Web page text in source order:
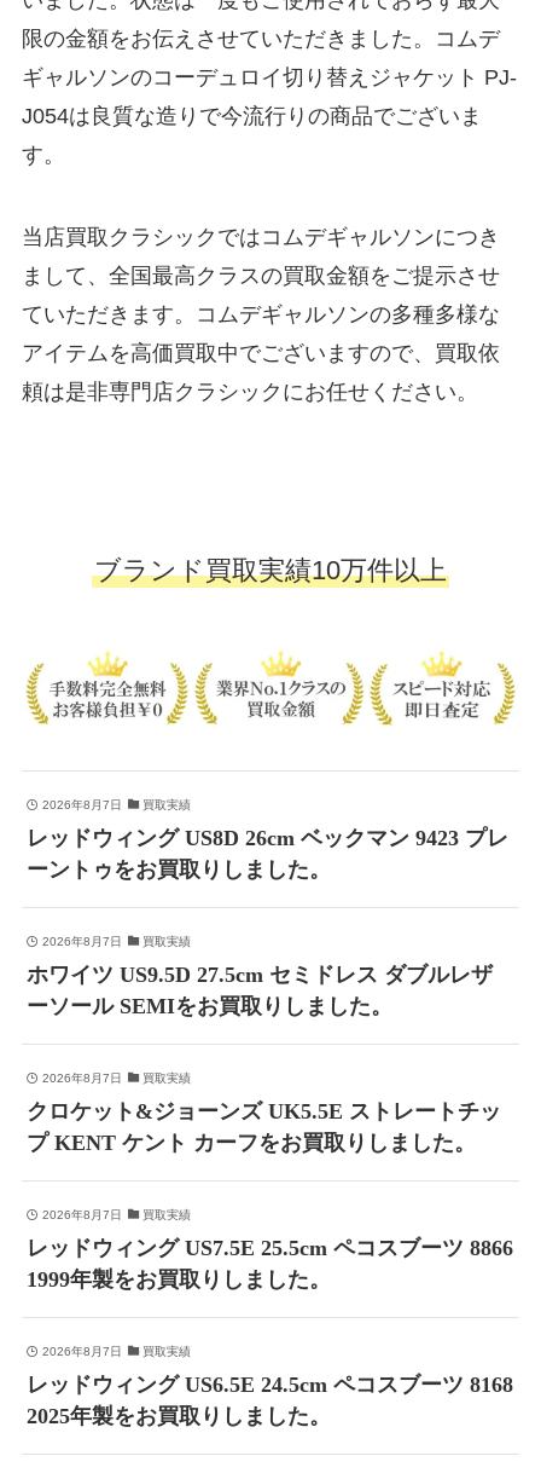
限の金額をお伝えさせていただきました。コムデ
ギャルソンのコーデュロイ切り替えジャケット PJ-
J054は良質な造りで今流行りの商品でございま
す。
当店買取クラシックではコムデギャルソンにつき
まして、全国最高クラスの買取金額をご提示させ
ていただきます。コムデギャルソンの多種多様な
アイテムを高価買取中でございますので、買取依
頼は是非専門店クラシックにお任せください。
ブランド買取実績10万件以上
2026年8月7日 買取実績
レッドウィング US8D 26cm ベックマン 9423 プレ
ーントゥをお買取りしました。
2026年8月7日 買取実績
ホワイツ US9.5D 27.5cm セミドレス ダブルレザ
ーソール SEMIをお買取りしました。
2026年8月7日 買取実績
クロケット&ジョーンズ UK5.5E ストレートチッ
プ KENT ケント カーフをお買取りしました。
2026年8月7日 買取実績
レッドウィング US7.5E 25.5cm ペコスブーツ 8866
1999年製をお買取りしました。
2026年8月7日 買取実績
レッドウィング US6.5E 24.5cm ペコスブーツ 8168
2025年製をお買取りしました。